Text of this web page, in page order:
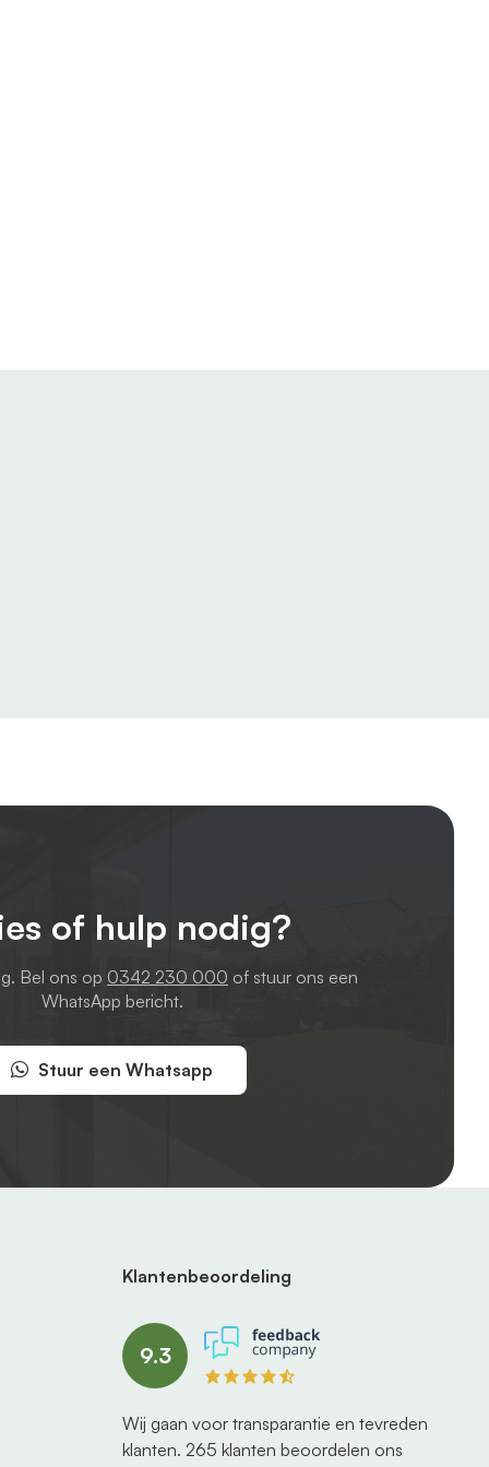
of hulp nodig?
Bel ons op 0342 230 000 of stuur ons een
WhatsApp bericht.
Stuur een Whatsapp
Klantenbeoordeling
9.3
Wij gaan voor transparantie en tevreden
klanten. 265 klanten beoordelen ons